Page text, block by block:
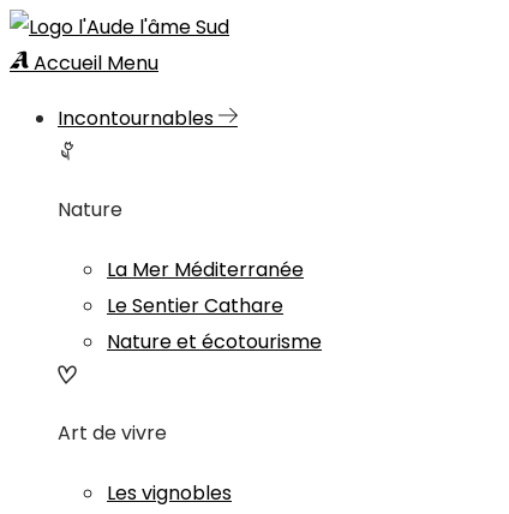
Accueil Menu
Incontournables
Nature
La Mer Méditerranée
Le Sentier Cathare
Nature et écotourisme
Art de vivre
Les vignobles